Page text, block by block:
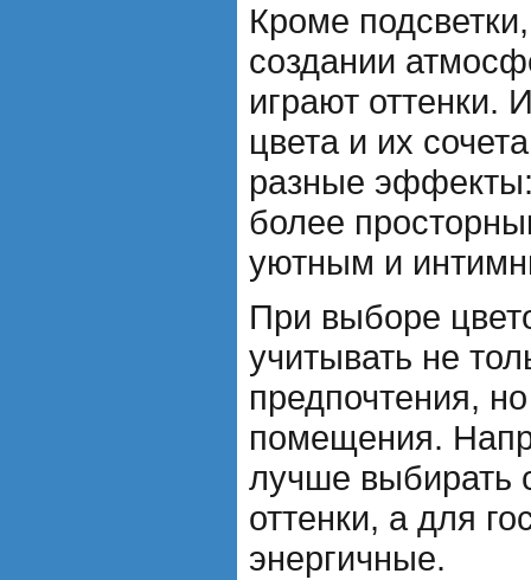
Кроме
создании
играют оттенки.
цвета и их
разные
более
уютным и
При выборе
учитывать не
предпочтения,
помещения.
лучше выбирать
оттенки, а для
энергичные.